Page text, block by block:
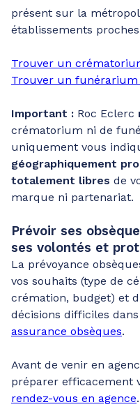
présent sur la
établissements
Trouver un
Trouver un
Important : Roc Eclerc
crématorium ni de
uniquement vous
géographiquement
totalement libres de
marque ni partenariat.
Prévoir ses
ses volontés et
La prévoyance
vos souhaits (type de
crémation, budget) et
décisions difficiles
assurance obsèques.
Avant de venir en
préparer efficacement
rendez-vous en agence.